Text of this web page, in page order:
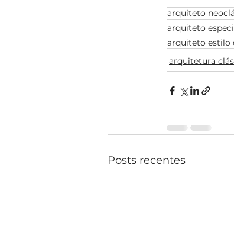
arquiteto
arquiteto
arquiteto estilo
arquitetura
Posts recentes